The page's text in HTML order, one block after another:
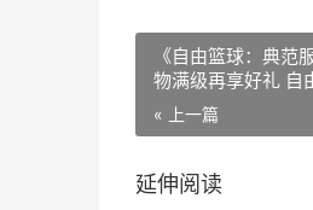
《自由篮球：典范
物满级再享好礼 自
« 上一篇
延伸阅读